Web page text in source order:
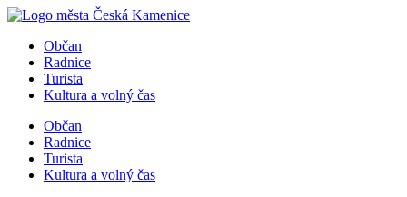
Přejít
obsahuObčan
Radnice
Turista
Kultura a volný čas
Občan
Radnice
Turista
Kultura a volný čas